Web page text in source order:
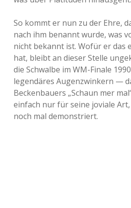
So kommt er nun zu der Ehre,
nach ihm benannt wurde, was
nicht bekannt ist. Wofür er das
hat, bleibt an dieser Stelle
die Schwalbe im WM-Finale
legendäres Augenzwinkern —
Beckenbauers „Schaun mer
einfach nur für seine joviale
noch mal demonstriert.